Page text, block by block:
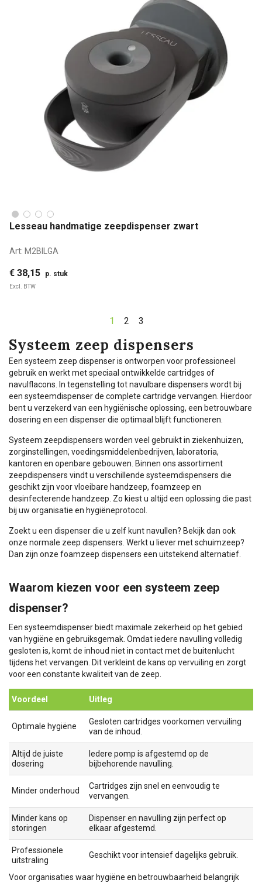
Lesseau handmatige zeepdispenser zwart
Art: M2BILGA
€ 38,15 p. stuk
Excl. BTW
1 2 3
Systeem zeep dispensers
Een systeem zeep dispenser is ontworpen voor professioneel
gebruik en werkt met speciaal ontwikkelde cartridges of
navulflacons. In tegenstelling tot navulbare dispensers wordt bij
een systeemdispenser de complete cartridge vervangen. Hierdoor
bent u verzekerd van een hygiënische oplossing, een betrouwbare
dosering en een dispenser die optimaal blijft functioneren.
Systeem zeepdispensers worden veel gebruikt in ziekenhuizen,
zorginstellingen, voedingsmiddelenbedrijven, laboratoria,
kantoren en openbare gebouwen. Binnen ons assortiment
zeepdispensers vindt u verschillende systeemdispensers die
geschikt zijn voor vloeibare handzeep, foamzeep en
desinfecterende handzeep. Zo kiest u altijd een oplossing die past
bij uw organisatie en hygiëneprotocol.
Zoekt u een dispenser die u zelf kunt navullen? Bekijk dan ook
onze normale zeep dispensers. Werkt u liever met schuimzeep?
Dan zijn onze foamzeep dispensers een uitstekend alternatief.
Waarom kiezen voor een systeem zeep
dispenser?
Een systeemdispenser biedt maximale zekerheid op het gebied
van hygiëne en gebruiksgemak. Omdat iedere navulling volledig
gesloten is, komt de inhoud niet in contact met de buitenlucht
tijdens het vervangen. Dit verkleint de kans op vervuiling en zorgt
voor een constante kwaliteit van de zeep.
Voordeel Uitleg
Optimale hygiëne
Gesloten cartridges voorkomen vervuiling
van de inhoud.
Altijd de juiste
dosering
Iedere pomp is afgestemd op de
bijbehorende navulling.
Minder onderhoud
Cartridges zijn snel en eenvoudig te
vervangen.
Minder kans op
storingen
Dispenser en navulling zijn perfect op
elkaar afgestemd.
Professionele
uitstraling
Geschikt voor intensief dagelijks gebruik.
Voor organisaties waar hygiëne en betrouwbaarheid belangrijk